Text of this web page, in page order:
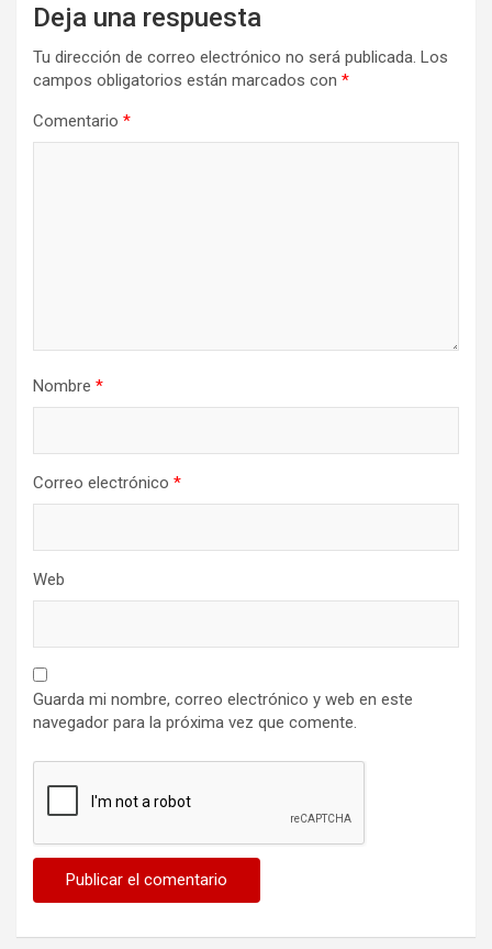
Deja una respuesta
Tu dirección de correo electrónico no será publicada. Los
campos obligatorios están marcados con *
Comentario *
Nombre *
Correo electrónico *
Web
Guarda mi nombre, correo electrónico y web en este
navegador para la próxima vez que comente.